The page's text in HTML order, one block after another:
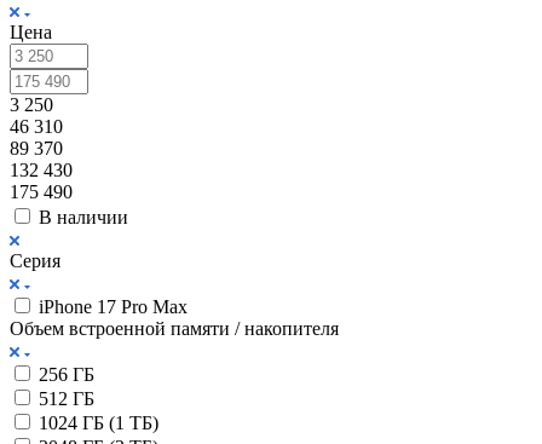
Цена
3 250
46 310
89 370
132 430
175 490
В наличии
Серия
iPhone 17 Pro Max
Объем встроенной памяти / накопителя
256 ГБ
512 ГБ
1024 ГБ (1 ТБ)